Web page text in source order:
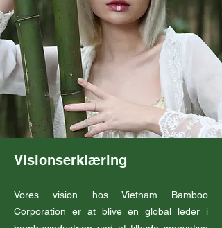
Visionserklæring
Vores vision hos Vietnam Bamboo
Corporation er at blive en global leder i